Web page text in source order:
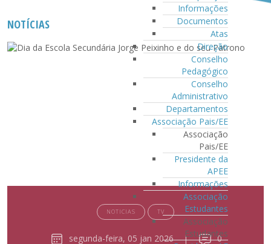
Informações
Documentos
Atas
Direção
Conselho
Pedagógico
Conselho
Administrativo
Departamentos
Associação Pais/EE
Associação
Pais/EE
Presidente da
APEE
Informações
Associação
Estudantes
Associação
Estudantes
NOTÍCIAS
NOTICIAS TV
segunda-feira, 05 jan 2026 |
0